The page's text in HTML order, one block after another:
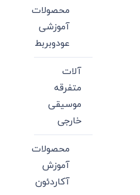
محصولات
آموزشی
عودوبربط
آلات
متفرقه
موسیقی
خارجی
محصولات
آموزش
آکاردئون